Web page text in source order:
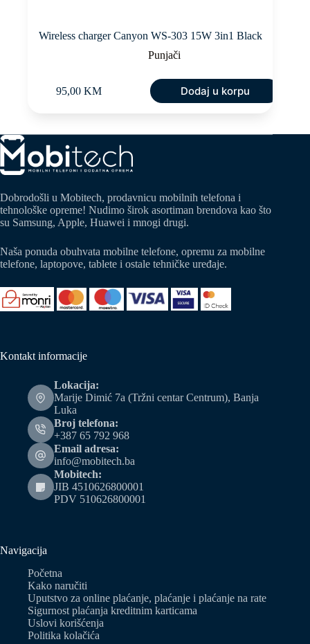
Wireless charger Canyon WS-303 15W 3in1 Black
Punjači
95,00 KM Dodaj u korpu
Dobrodošli u Mobitech, prodavnicu mobilnih telefona i
tehnološke opreme! Nudimo širok asortiman brendova kao što
su Samsung, Apple, Huawei i mnogi drugi.
Naša ponuda obuhvata mobilne telefone, opremu za mobilne
telefone, laptopove, tablete i ostale tehničke uređaje.
Kontakt informacije
Lokacija:
Marije Dimić 7a (Tržni centar Centrum), Banja
Luka
Broj telefona:
+387 65 792 968
Email adresa:
info@mobitech.ba
Mobitech:
JIB 4510626800001
PDV 510626800001
Navigacija
Početna
Kako naručiti
Uputstvo za online plaćanje, plaćanje i plaćanje na rate
Sigurnost plaćanja kreditnim karticama
Uslovi korišćenja
Politika kolačića